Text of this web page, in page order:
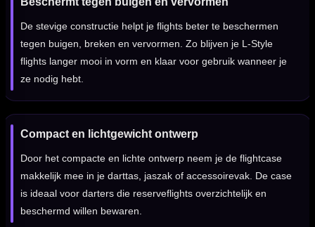
De stevige constructie helpt je flights beter te beschermen
tegen buigen, breken en vervormen. Zo blijven je L-Style
flights langer mooi in vorm en klaar voor gebruik wanneer je
ze nodig hebt.
Compact en lichtgewicht ontwerp
Door het compacte en lichte ontwerp neem je de flightcase
makkelijk mee in je darttas, jaszak of accessoirevak. De case
is ideaal voor darters die reserveflights overzichtelijk en
beschermd willen bewaren.